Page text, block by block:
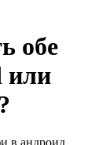
обе
или
в андроид